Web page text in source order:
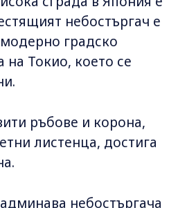
небостъргач е
градско
на Токио, което се
ръбове и корона,
листенца, достига
небостъргача